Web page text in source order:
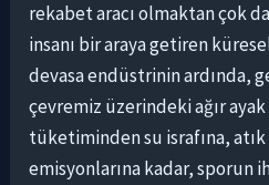
rekabet aracı olmaktan çok
insanı bir araya getiren
devasa endüstrinin ardında,
çevremiz üzerindeki ağır ayak
tüketiminden su israfına, atık
emisyonlarına kadar, sporun